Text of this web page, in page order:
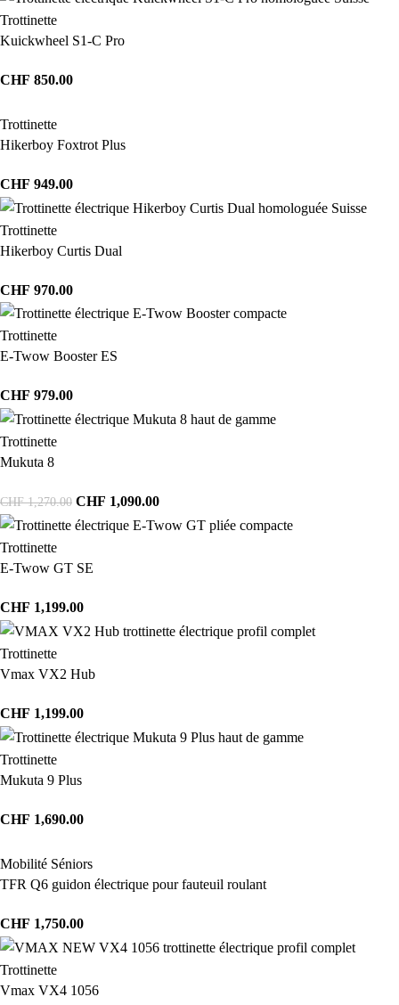
Trottinette
Kuickwheel S1-C Pro
CHF 850.00
Trottinette
Hikerboy Foxtrot Plus
CHF 949.00
Trottinette
Hikerboy Curtis Dual
CHF 970.00
Trottinette
E-Twow Booster ES
CHF 979.00
Trottinette
Mukuta 8
CHF1,270.00 CHF 1,090.00
Trottinette
E-Twow GT SE
CHF 1,199.00
Trottinette
Vmax VX2 Hub
CHF 1,199.00
Trottinette
Mukuta 9 Plus
CHF 1,690.00
Mobilité Séniors
TFR Q6 guidon électrique pour fauteuil roulant
CHF 1,750.00
Trottinette
Vmax VX4 1056